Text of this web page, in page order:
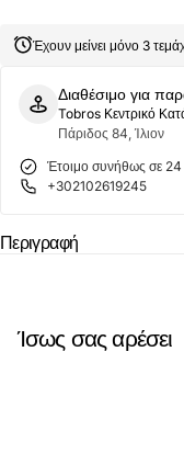
Multi
ONE
45
Μπλε
ONE
45
Μπλε
Έχουν μείνει μόνο 3
Διαθέσιμο για
Tobros Κεντρικό
Πάριδος 84, Ίλιον
Έτοιμο συνήθως σε
+302102619245
Περιγραφή
Ίσως σας αρέσει